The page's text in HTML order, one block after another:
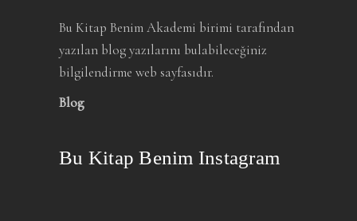
Bu Kitap Benim Akademi birimi tarafından
yazılan blog yazılarını bulabileceğiniz
bilgilendirme web sayfasıdır.
Blog
Bu Kitap Benim Instagram